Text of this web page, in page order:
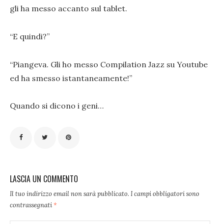
gli ha messo accanto sul tablet.
“E quindi?”
“Piangeva. Gli ho messo Compilation Jazz su Youtube
ed ha smesso istantaneamente!”
Quando si dicono i geni…
LASCIA UN COMMENTO
Il tuo indirizzo email non sarà pubblicato. I campi obbligatori sono
contrassegnati*